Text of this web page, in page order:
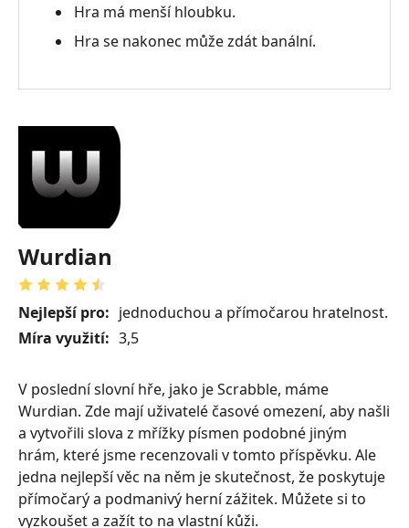
Hra má menší hloubku.
Hra se nakonec může zdát banální.
Wurdian
Nejlepší pro: jednoduchou a přímočarou hratelnost.
Míra využití: 3,5
V poslední slovní hře, jako je Scrabble, máme
Wurdian. Zde mají uživatelé časové omezení, aby našli
a vytvořili slova z mřížky písmen podobné jiným
hrám, které jsme recenzovali v tomto příspěvku. Ale
jedna nejlepší věc na něm je skutečnost, že poskytuje
přímočarý a podmanivý herní zážitek. Můžete si to
vyzkoušet a zažít to na vlastní kůži.